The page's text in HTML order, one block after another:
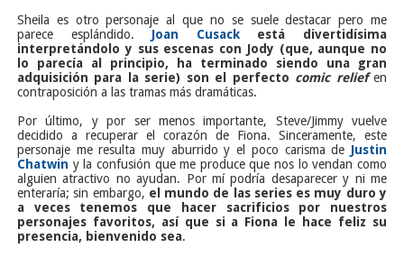
Sheila es otro personaje al que no se suele destacar pero me
parece esplándido.
Joan Cusackestá divertidísima
interpretándolo y sus escenas con Jody (que, aunque no
lo parecía al principio, ha terminado siendo una gran
adquisición para la serie) son el perfecto comic reliefen
contraposición a las tramas más dramáticas.
Por último, y por ser menos importante, Steve/Jimmy vuelve
decidido a recuperar el corazón de Fiona. Sinceramente, este
personaje me resulta muy aburrido y el poco carisma de Justin
Chatwin y la confusión que me produce que nos lo vendan como
alguien atractivo no ayudan. Por mí podría desaparecer y ni me
enteraría; sin embargo, el mundo de las series es muy duro y
a veces tenemos que hacer sacrificios por nuestros
personajes favoritos, así que si a Fiona le hace feliz su
presencia, bienvenido sea.